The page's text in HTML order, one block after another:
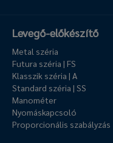
Levegő-előkészítő
Metal széria
Futura széria | FS
Klasszik széria | A
Standard széria | SS
Manométer
Nyomáskapcsoló
Proporcionális szabályzás